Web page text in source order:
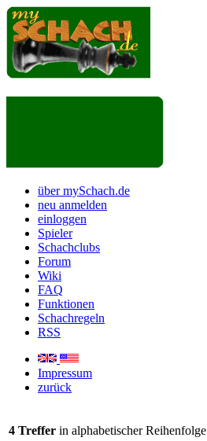
über mySchach.de
neu anmelden
einloggen
Spieler
Schachclubs
Forum
Wiki
FAQ
Funktionen
Schachregeln
RSS
Impressum
zurück
4 Treffer in alphabetischer